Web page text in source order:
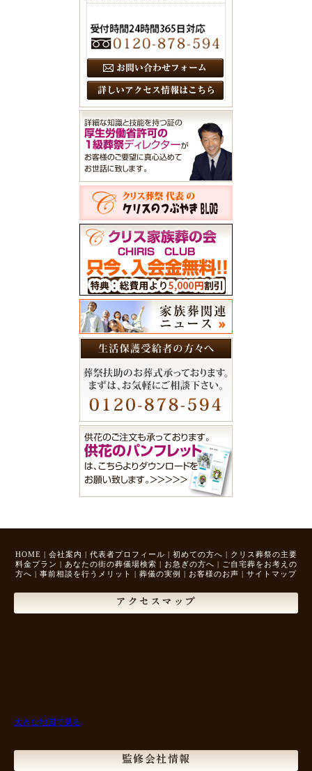
HOME | 会社案内 | 代表者プロフィール | 初めての方へ | クリス葬祭の主要
料金プラン | あなたの街の葬儀場検索 | お急ぎの方へ | ご自宅葬をお考えの
方へ | 事前相談を行うメリット | 葬儀の実例 | お客様のお声 | サイトマップ
アクセスマップ
大きな地図で見る
監修会社情報